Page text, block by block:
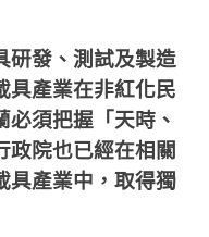
研發、測試及製造
具產業在非紅化民
必須把握「天時、
政院也已經在相關
具產業中，取得獨